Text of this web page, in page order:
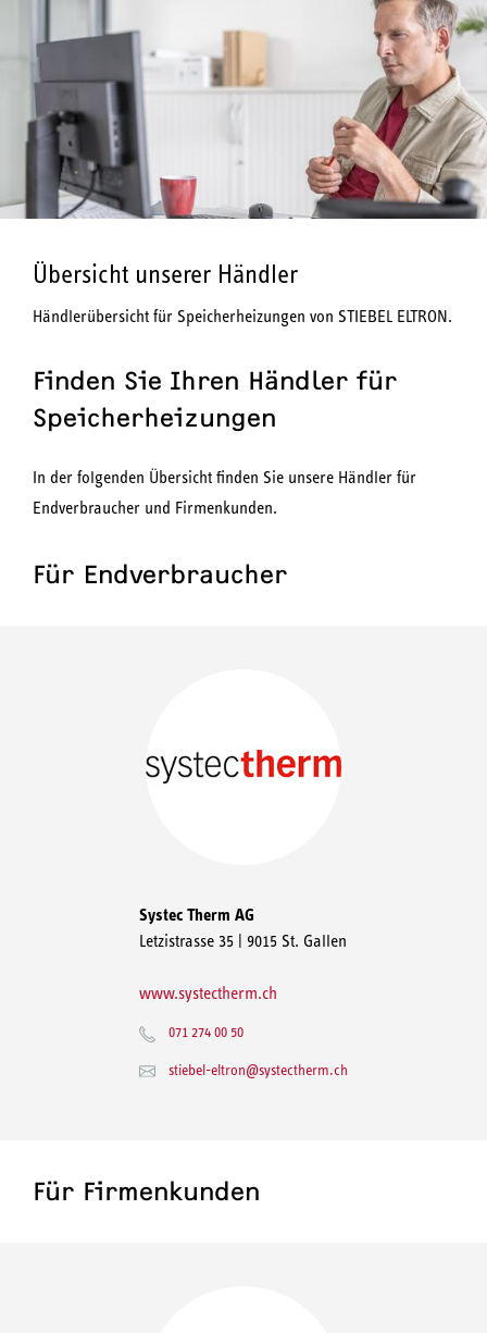
Übersicht unserer Händler
Händlerübersicht für Speicherheizungen von STIEBEL ELTRON.
Finden Sie Ihren Händler für
Speicherheizungen
In der folgenden Übersicht finden Sie unsere Händler für
Endverbraucher und Firmenkunden.
Für Endverbraucher
Systec Therm AG
Letzistrasse 35 | 9015 St. Gallen
www.systectherm.ch
071 274 00 50
stiebel-eltron@systectherm.ch
Für Firmenkunden